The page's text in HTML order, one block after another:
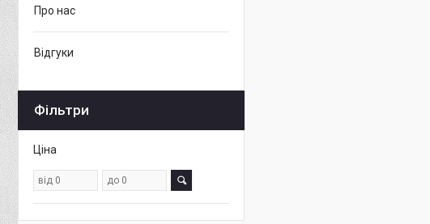
Про нас
Відгуки
Фільтри
Ціна